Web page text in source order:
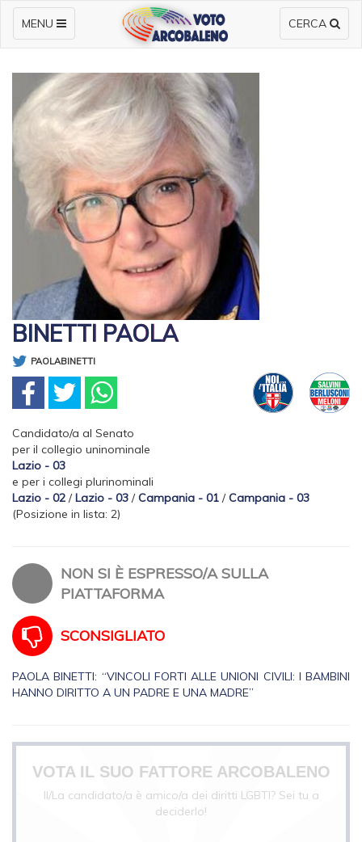
CERCA
MENU
BINETTI PAOLA
PAOLABINETTI
Candidato/a al Senato
per il collegio uninominale
Lazio - 03
e per i collegi plurinominali
Lazio - 02 /Lazio - 03 /Campania - 01 /Campania - 03
(Posizione in lista: 2)
NON SI È ESPRESSO/A SULLA
PIATTAFORMA
SCONSIGLIATO
PAOLA BINETTI: “VINCOLI FORTI ALLE UNIONI CIVILI: I BAMBINI
HANNO DIRITTO A UN PADRE E UNA MADRE”
VOTA IL SUO FATTORE ARCOBALENO
Il/La candidato/a è amico/a dei diritti LGBTI? Sei tu a
deciderlo!